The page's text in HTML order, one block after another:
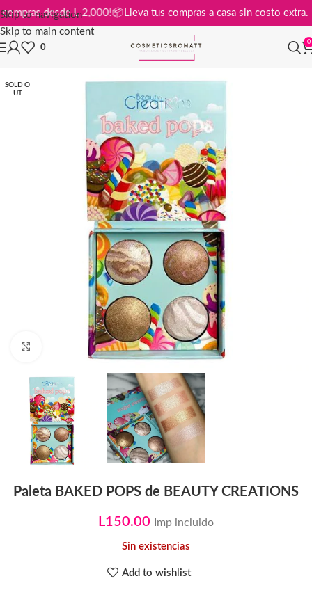
Skip to navigation
Skip to main content
compras desde L 2,000! 📦Lleva tus compras a casa sin costo
0
0
SOLD O
UT
Click to enlarge
Paleta BAKED POPS de BEAUTY CREATIONS
L150.00 Imp incluido
Sin existencias
Add to wishlist